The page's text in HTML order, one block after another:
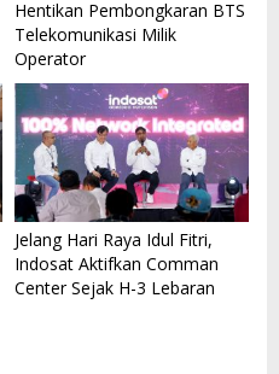
Hentikan Pembongkaran BTS
Telekomunikasi Milik
Operator
Jelang Hari Raya Idul Fitri,
Indosat Aktifkan Comman
Center Sejak H-3 Lebaran